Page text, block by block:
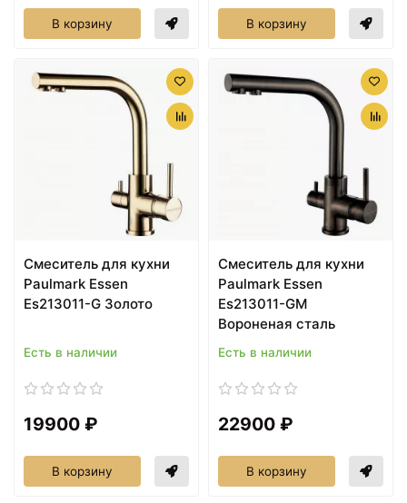
В корзину В корзину
Смеситель для кухни
Paulmark Essen
Es213011-G Золото
Есть в наличии
19900 ₽
В корзину
Смеситель для кухни
Paulmark Essen
Es213011-GM
Вороненая сталь
Есть в наличии
22900 ₽
В корзину